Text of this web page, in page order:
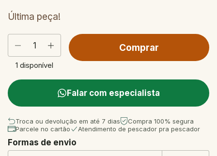
Última peça!
1 disponível
Falar com especialista
Troca ou devolução em até 7 dias
Compra 100% segura
Parcele no cartão
Atendimento de pescador pra pescador
Entregas para o CEP:
Formas de envio